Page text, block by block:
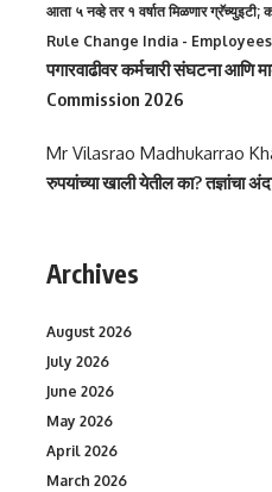
आता ५ नव्हे तर १ वर्षात मिळणार ग्रॅच्युइटी;
Rule Change India -
पगारवाढीवर कर्मचारी संघटना आणि
Commission 2026
Mr Vilasrao Madhukarrao
रुपयांच्या खाली येतील का?
Archives
August 2026
July 2026
June 2026
May 2026
April 2026
March 2026